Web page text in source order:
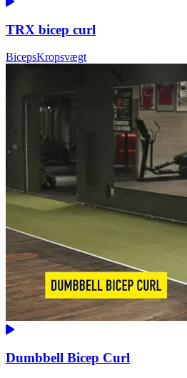
TRX bicep curl
BicepsKropsvægt
Dumbbell Bicep Curl